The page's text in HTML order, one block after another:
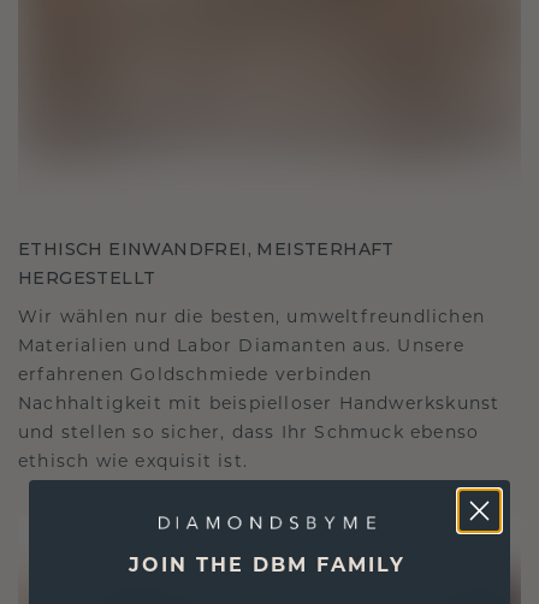
ETHISCH EINWANDFREI, MEISTERHAFT
HERGESTELLT
Wir wählen nur die besten, umweltfreundlichen
Materialien und Labor Diamanten aus. Unsere
erfahrenen Goldschmiede verbinden
Nachhaltigkeit mit beispielloser Handwerkskunst
und stellen so sicher, dass Ihr Schmuck ebenso
ethisch wie exquisit ist.
JOIN THE DBM FAMILY